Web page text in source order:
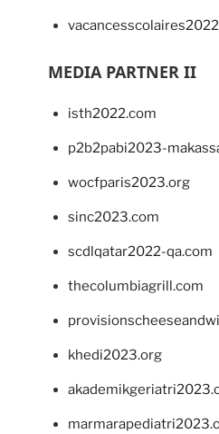
MEDIA PARTNER II
isth2022.com
p2b2pabi2023-
wocfparis2023.org
sinc2023.com
scdlqatar2022-qa.com
thecolumbiagrill.com
khedi2023.org